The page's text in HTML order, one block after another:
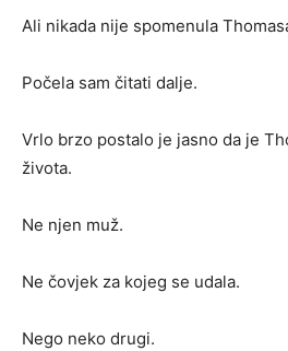
Ali nikada nije spomenula
Počela sam čitati dalje.
Vrlo brzo postalo je jasno da je
života.
Ne njen muž.
Ne čovjek za kojeg se udala.
Nego neko drugi.